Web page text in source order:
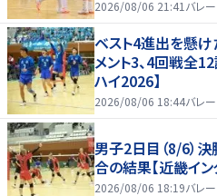
2026/08/06 21:41 バレー
ベスト4進出を懸け
メント3、4回戦全
ハイ2026】
2026/08/06 18:44バレー
男子2日目（8/6）
合の結果【近畿イ
2026/08/06 18:19バレー